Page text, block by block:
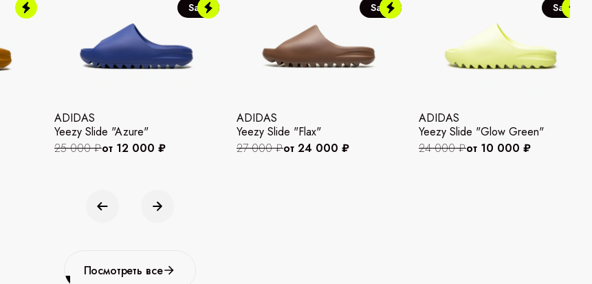
Sale
ADIDAS
Yeezy Slide "Azure"
25 000 ₽от 12 000 ₽
Sale
ADIDAS
Yeezy Slide "Flax"
27 000 ₽от 24 000 ₽
Sale
ADIDAS
Yeezy Slide "Glow Green"
24 000 ₽от 10 000 ₽
Посмотреть все